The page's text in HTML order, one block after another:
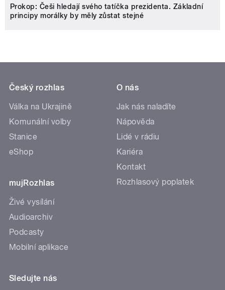
Prokop: Češi hledají svého tatíčka prezidenta. Základní
principy morálky by měly zůstat stejné
Český rozhlas
Válka na Ukrajině
Komunální volby
Stanice
eShop
mujRozhlas
Živé vysílání
Audioarchiv
Podcasty
Mobilní aplikace
O nás
Jak nás naladíte
Nápověda
Lidé v rádiu
Kariéra
Kontakt
Rozhlasový poplatek
Sledujte nás